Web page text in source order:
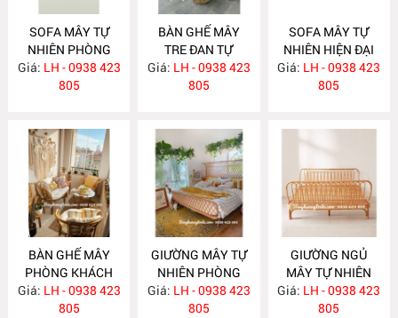
SOFA MÂY TỰ
NHIÊN PHÒNG
KHÁCH MA588
Giá: LH - 0938 423
805
BÀN GHẾ MÂY
TRE ĐAN TỰ
NHIÊN MA587
Giá: LH - 0938 423
805
SOFA MÂY TỰ
NHIÊN HIỆN ĐẠI
MA586
Giá: LH - 0938 423
805
BÀN GHẾ MÂY
PHÒNG KHÁCH
NHỎ GỌN MA585
Giá: LH - 0938 423
805
GIƯỜNG MÂY TỰ
NHIÊN PHÒNG
NGỦ MA584
Giá: LH - 0938 423
805
GIƯỜNG NGỦ
MÂY TỰ NHIÊN
MA583
Giá: LH - 0938 423
805